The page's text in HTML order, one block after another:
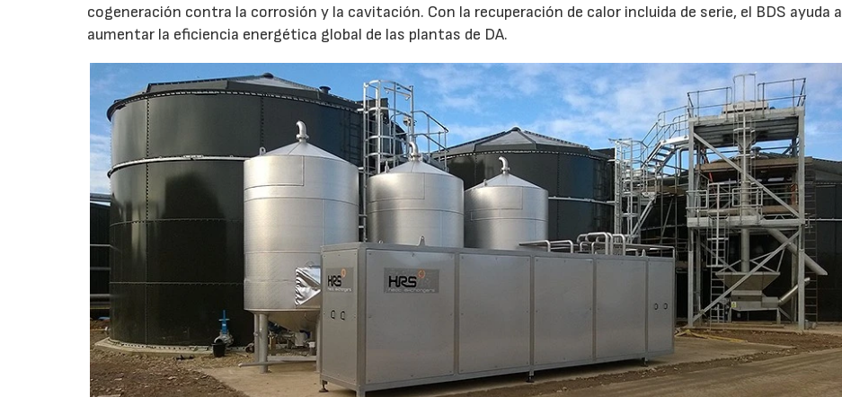
cogeneración contra la corrosión y la cavitación. Con la recuperación de calor incluida de serie, el BDS ayuda a
aumentar la eficiencia energética global de las plantas de DA.